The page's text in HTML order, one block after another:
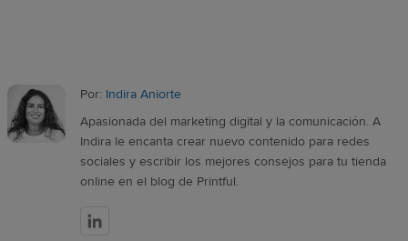
Por: Indira Aniorte
Apasionada del marketing digital y la comunicación. A
Indira le encanta crear nuevo contenido para redes
sociales y escribir los mejores consejos para tu tienda
online en el blog de Printful.